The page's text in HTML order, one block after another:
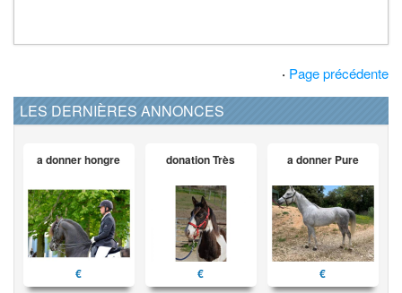
· Page précédente
LES DERNIÈRES ANNONCES
a donner hongre
€
donation Très
€
a donner Pure
€